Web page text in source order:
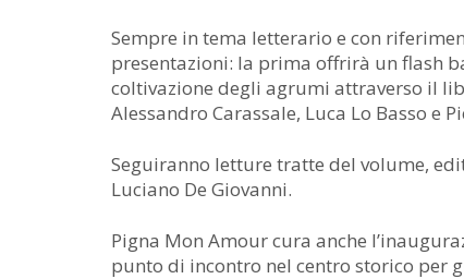
Sempre in tema letterario e con
presentazioni: la prima offrirà un flash
coltivazione degli agrumi attraverso il
Alessandro Carassale, Luca Lo Basso e
Seguiranno letture tratte del volume,
Luciano De Giovanni.
Pigna Mon Amour cura anche
punto di incontro nel centro storico per